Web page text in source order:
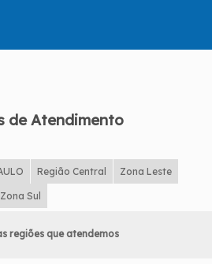
de Atendimento
Região Central Zona Leste
Zona Sul
regiões que atendemos